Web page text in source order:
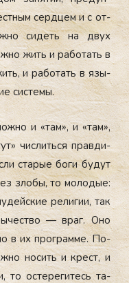
сер­дцем и с от­
си­деть на двух
жить и ра­ботать в
и ра­ботать в язы­
сис­те­мы.
и «там», и «там»,
чис­лить­ся прав­ди­
ста­рые бо­ги бу­дут
зло­бы, то мо­лодые:
ре­лигии, так
— враг. Оно
в их прог­рамме. По­
но­сить и крест, и
то ос­те­реги­тесь та­